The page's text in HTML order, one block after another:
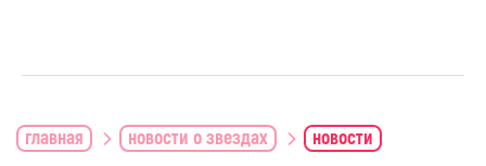
главная новости о звездах новости